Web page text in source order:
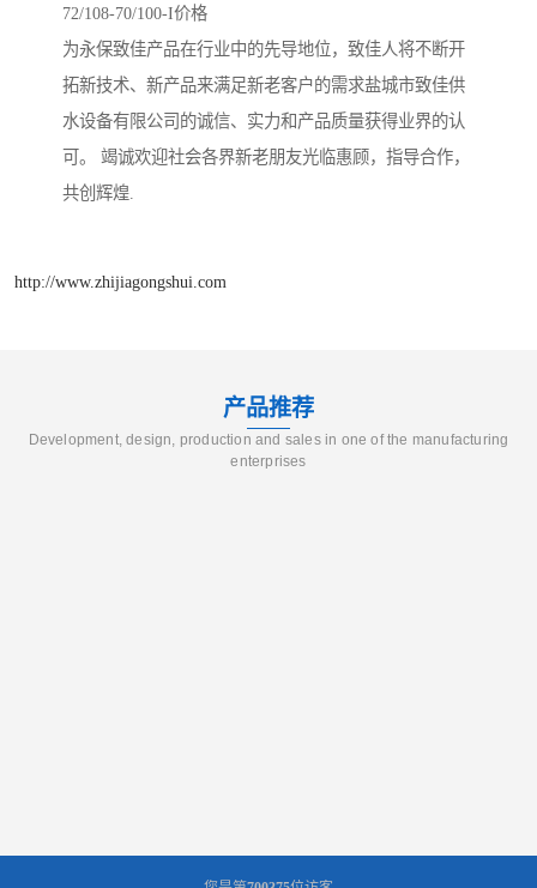
72/108-70/100-I价格
为永保致佳产品在行业中的先导地位，致佳人将不断开
拓新技术、新产品来满足新老客户的需求盐城市致佳供
水设备有限公司的诚信、实力和产品质量获得业界的认
可。 竭诚欢迎社会各界新老朋友光临惠顾，指导合作，
共创辉煌.
http://www.zhijiagongshui.com
产品推荐
Development, design, production and sales in one of the manufacturing
enterprises